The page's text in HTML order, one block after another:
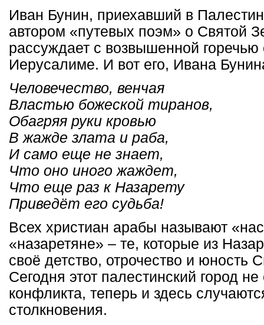
Иван Бунин, приехавший в
автором «путевых поэм» о Святой
рассуждает с возвышенной
Иерусалиме. И вот его, Ивана
Человечество, венчая
Властью божеской тиранов,
Обагряя руки кровью
В жажде злата и раба,
И само еще не знает,
Что оно иного жаждет,
Что еще раз к Назарету
Приведёт его судьба!
Всех христиан арабы называют
«назаретяне» – те, которые из
своё детство, отрочество и юность
Сегодня этот палестинский город
конфликта, теперь и здесь
столкновения.